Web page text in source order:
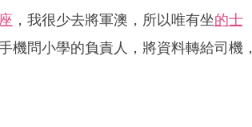
小學升學一本通》、《不一樣的家長》等
，我很少去將軍澳，所以唯有坐的士
機問小學的負責人，將資料轉給司機，